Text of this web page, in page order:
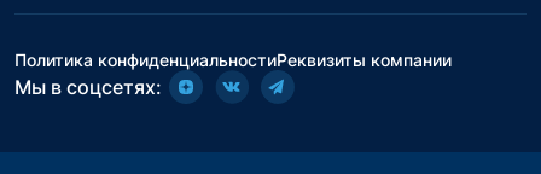
Политика конфиденциальностиРеквизиты компании
Мы в соцсетях: